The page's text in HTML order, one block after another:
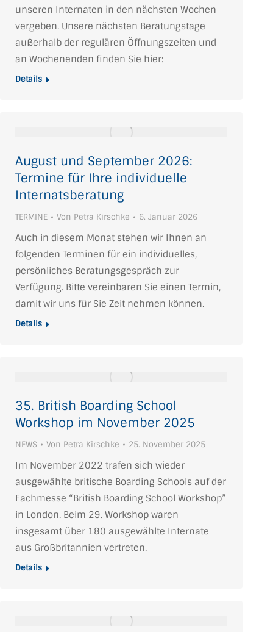
unseren Internaten in den nächsten Wochen
vergeben. Unsere nächsten Beratungstage
außerhalb der regulären Öffnungszeiten und
an Wochenenden finden Sie hier:
Details
August und September 2026:
Termine für Ihre individuelle
Internatsberatung
TERMINE Von Petra Kirschke 6. Januar 2026
Auch in diesem Monat stehen wir Ihnen an
folgenden Terminen für ein individuelles,
persönliches Beratungsgespräch zur
Verfügung. Bitte vereinbaren Sie einen Termin,
damit wir uns für Sie Zeit nehmen können.
Details
35. British Boarding School
Workshop im November 2025
NEWS Von Petra Kirschke 25. November 2025
Im November 2022 trafen sich wieder
ausgewählte britische Boarding Schools auf der
Fachmesse “British Boarding School Workshop”
in London. Beim 29. Workshop waren
insgesamt über 180 ausgewählte Internate
aus Großbritannien vertreten.
Details